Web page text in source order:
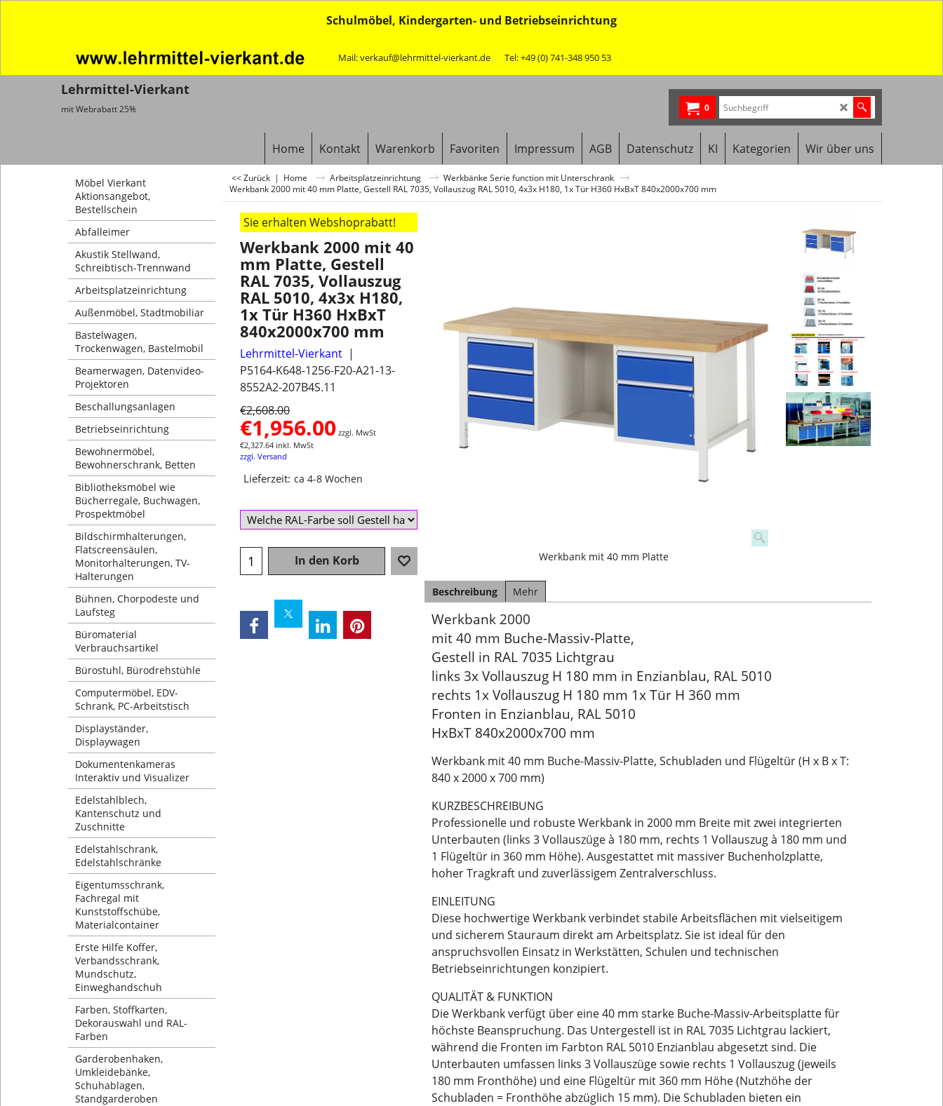
Schulmöbel, Kindergarten- und Betriebseinrichtung
Mail: verkauf@lehrmittel-vierkant.de Tel: +49 (0) 741-348 950 53
Lehrmittel-Vierkant
mit Webrabatt 25% 0
Home Kontakt Warenkorb Favoriten Impressum AGB Datenschutz KI Kategorien Wir über uns
Möbel Vierkant
Aktionsangebot,
Bestellschein
Abfalleimer
Akustik Stellwand,
Schreibtisch-Trennwand
Arbeitsplatzeinrichtung
Außenmöbel, Stadtmobiliar
Bastelwagen,
Trockenwagen, Bastelmobil
Beamerwagen, Datenvideo-
Projektoren
Beschallungsanlagen
Betriebseinrichtung
Bewohnermöbel,
Bewohnerschrank, Betten
Bibliotheksmöbel wie
Bücherregale, Buchwagen,
Prospektmöbel
Bildschirmhalterungen,
Flatscreensäulen,
Monitorhalterungen, TV-
Halterungen
Bühnen, Chorpodeste und
Laufsteg
Büromaterial
Verbrauchsartikel
Bürostuhl, Bürodrehstühle
Computermöbel, EDV-
Schrank, PC-Arbeitstisch
Displayständer,
Displaywagen
Dokumentenkameras
Interaktiv und Visualizer
Edelstahlblech,
Kantenschutz und
Zuschnitte
Edelstahlschrank,
Edelstahlschränke
Eigentumsschrank,
Fachregal mit
Kunststoffschübe,
Materialcontainer
Erste Hilfe Koffer,
Verbandsschrank,
Mundschutz,
Einweghandschuh
Farben, Stoffkarten,
Dekorauswahl und RAL-
Farben
Garderobenhaken,
Umkleidebänke,
Schuhablagen,
Standgarderoben
<< Zurück | Home Arbeitsplatzeinrichtung
Werkbänke Serie function mit Unterschrank
Werkbank 2000 mit 40 mm Platte, Gestell RAL 7035, Vollauszug RAL 5010, 4x3x H180, 1x Tür H360 HxBxT 840x2000x700 mm
Werkbank mit 40 mm Platte
Sie erhalten Webshoprabatt!
Werkbank 2000 mit 40
mm Platte, Gestell
RAL 7035, Vollauszug
RAL 5010, 4x3x H180,
1x Tür H360 HxBxT
840x2000x700 mm
Lehrmittel-Vierkant
P5164-K648-1256-F20-A21-13-
8552A2-207B4S.11
€2,608.00
€1,956.00 zzgl. MwSt
€2,327.64 inkl. MwSt
zzgl. Versand
Lieferzeit: ca 4-8 Wochen
In den Korb
Beschreibung Mehr
Werkbank 2000
mit 40 mm Buche-Massiv-Platte,
Gestell in RAL 7035 Lichtgrau
links 3x Vollauszug H 180 mm in Enzianblau, RAL 5010
rechts 1x Vollauszug H 180 mm 1x Tür H 360 mm
Fronten in Enzianblau, RAL 5010
HxBxT 840x2000x700 mm
Werkbank mit 40 mm Buche-Massiv-Platte, Schubladen und Flügeltür (H x B x T:
840 x 2000 x 700 mm)
KURZBESCHREIBUNG
Professionelle und robuste Werkbank in 2000 mm Breite mit zwei integrierten
Unterbauten (links 3 Vollauszüge à 180 mm, rechts 1 Vollauszug à 180 mm und
1 Flügeltür in 360 mm Höhe). Ausgestattet mit massiver Buchenholzplatte,
hoher Tragkraft und zuverlässigem Zentralverschluss.
EINLEITUNG
Diese hochwertige Werkbank verbindet stabile Arbeitsflächen mit vielseitigem
und sicherem Stauraum direkt am Arbeitsplatz. Sie ist ideal für den
anspruchsvollen Einsatz in Werkstätten, Schulen und technischen
Betriebseinrichtungen konzipiert.
QUALITÄT & FUNKTION
Die Werkbank verfügt über eine 40 mm starke Buche-Massiv-Arbeitsplatte für
höchste Beanspruchung. Das Untergestell ist in RAL 7035 Lichtgrau lackiert,
während die Fronten im Farbton RAL 5010 Enzianblau abgesetzt sind. Die
Unterbauten umfassen links 3 Vollauszüge sowie rechts 1 Vollauszug (jeweils
180 mm Fronthöhe) und eine Flügeltür mit 360 mm Höhe (Nutzhöhe der
Schubladen = Fronthöhe abzüglich 15 mm). Die Schubladen bieten ein